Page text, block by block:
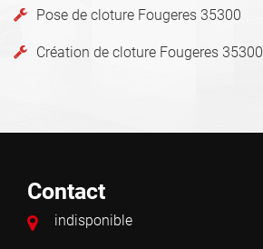
Pose de cloture Fougeres 35300
Création de cloture Fougeres 35300
Contact
indisponible